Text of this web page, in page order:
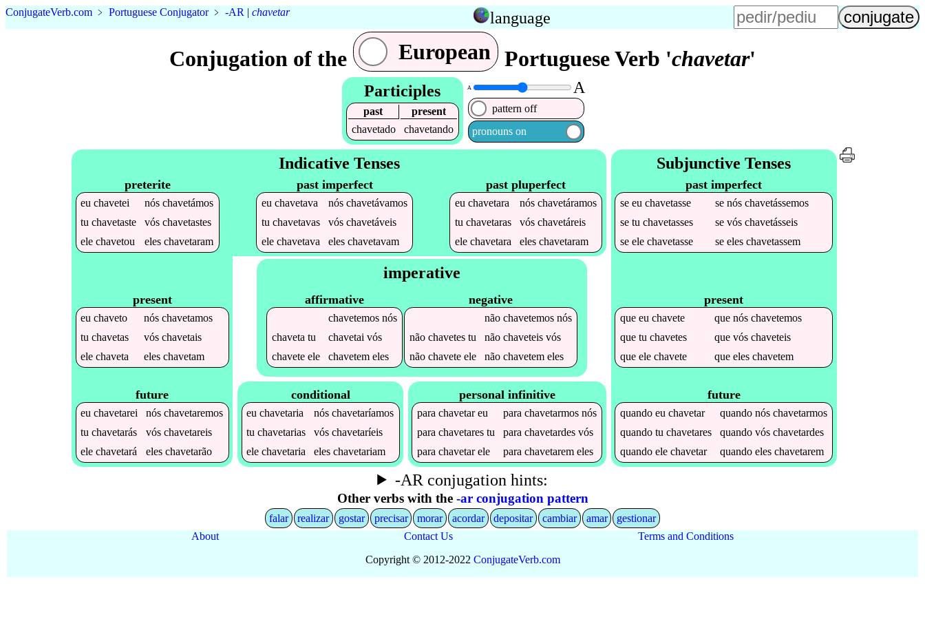
ConjugateVerb.com ﹥ Portuguese Conjugator﹥ -AR | chavetar language
Conjugation of the European Portuguese Verb 'chavetar'
Participles
past
present
chavetado
chavetando
A A
pattern off
pronouns on
Indicative Tenses
preterite
euchavetei nóschavetámos
tuchavetaste vóschavetastes
elechavetou eleschavetaram
past imperfect
eu chavetava nós chavetávamos
tu chavetavas vós chavetáveis
ele chavetava eles chavetavam
past pluperfect
euchavetara nóschavetáramos
tuchavetaras vóschavetáreis
elechavetara eleschavetaram
present
euchaveto nóschavetamos
tuchavetas vóschavetais
elechaveta eleschavetam
future
euchavetarei nóschavetaremos
tuchavetarás vóschavetareis
elechavetará eleschavetarão
imperative
affirmative
chavetemosnós
chaveta tu chavetai vós
chaveteele chavetemeles
negative
não chavetemosnós
não chavetestu não chaveteisvós
não chaveteele não chavetemeles
conditional
euchavetaria nóschavetaríamos
tuchavetarias vóschavetaríeis
elechavetaria eleschavetariam
personal infinitive
parachavetareu parachavetarmos nós
parachavetares tu parachavetardes vós
parachavetarele parachavetarem eles
Subjunctive Tenses
past imperfect
seeuchavetasse senóschavetássemos
setuchavetasses sevóschavetásseis
seelechavetasse seeleschavetassem
present
queeuchavete quenóschavetemos
quetuchavetes quevóschaveteis
queelechavete queeleschavetem
future
quandoeuchavetar quandonóschavetarmos
quandotuchavetares quandovóschavetardes
quandoelechavetar quandoeleschavetarem
-AR conjugation hints:
Other verbs with the -ar conjugation pattern
falar realizar gostar precisar morar acordar depositar cambiar amar
gestionar
About
Contact Us
Terms and Conditions
Copyright © 2012-2022 ConjugateVerb.com